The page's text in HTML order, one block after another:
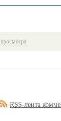
RSS-лента